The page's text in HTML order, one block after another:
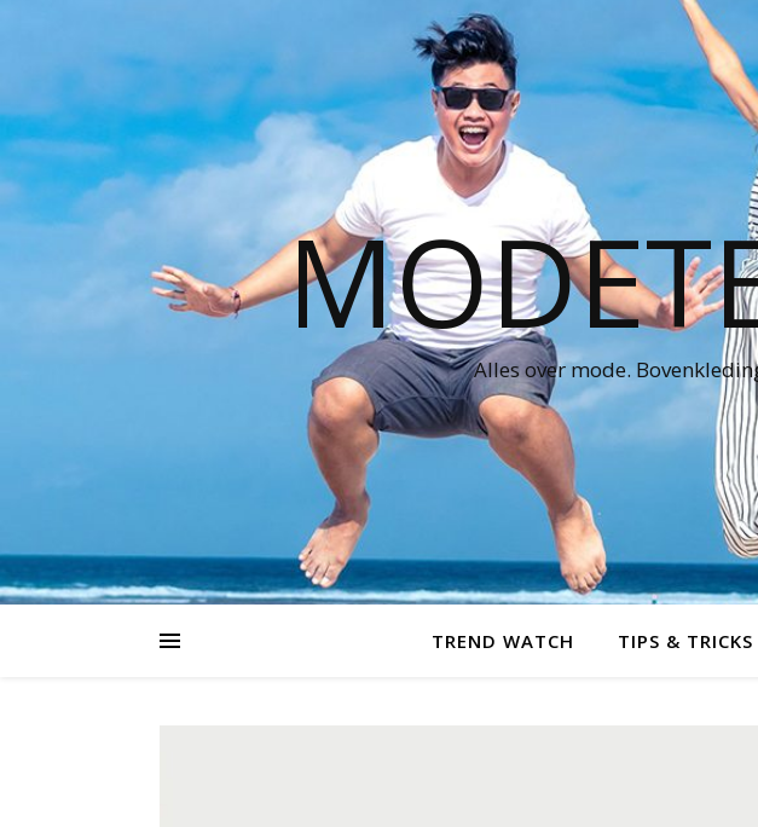
Alles over mode.
TREND WATCH TIPS & TRICKS